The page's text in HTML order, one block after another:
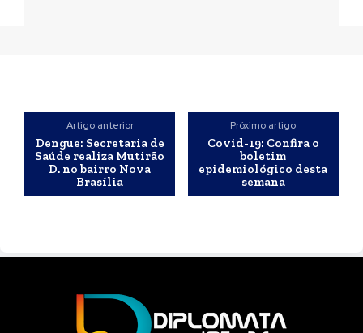
Artigo anterior
Dengue: Secretaria de
Saúde realiza Mutirão
D. no bairro Nova
Brasília
Próximo artigo
Covid-19: Confira o
boletim
epidemiológico desta
semana